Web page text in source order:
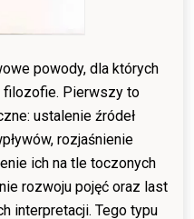
powody, dla których
Pierwszy to
ustalenie źródeł
rozjaśnienie
ich na tle toczonych
rozwoju pojęć oraz last
interpretacji. Tego typu